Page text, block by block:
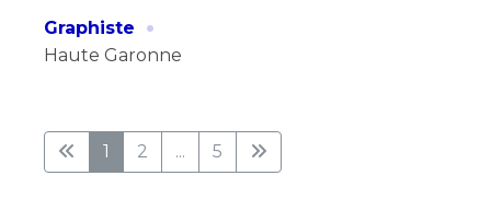
Graphiste
·
Haute Garonne
1 2 ... 5